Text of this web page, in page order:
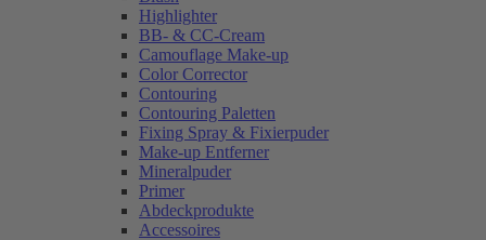
Highlighter
BB- & CC-Cream
Camouflage Make-up
Color Corrector
Contouring
Contouring Paletten
Fixing Spray & Fixierpuder
Make-up Entferner
Mineralpuder
Primer
Abdeckprodukte
Accessoires